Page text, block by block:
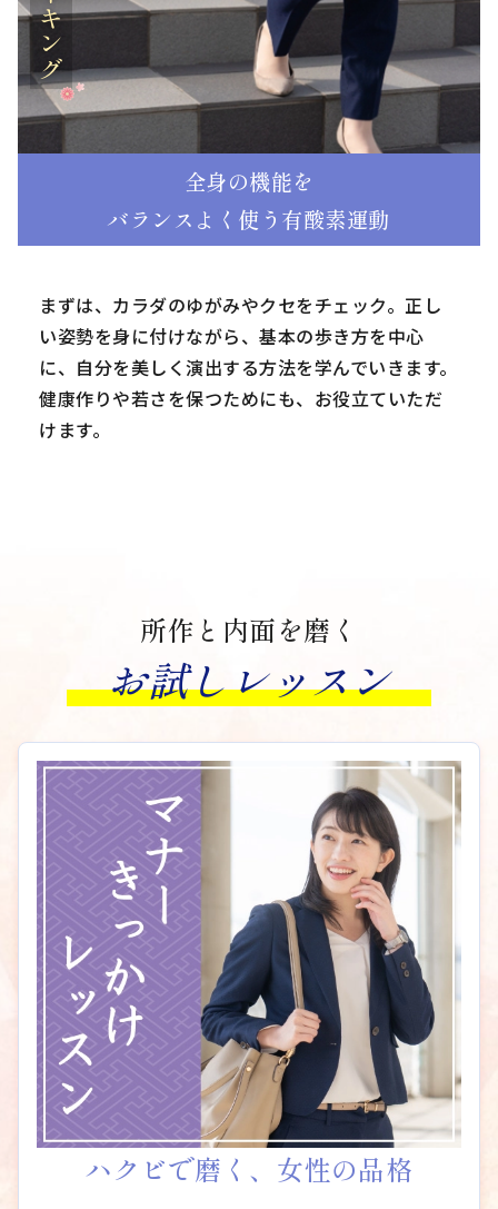
全身の機能を
バランスよく使う有酸素運動
まずは、カラダのゆがみやクセをチェック。正し
い姿勢を身に付けながら、基本の歩き方を中心
に、自分を美しく演出する方法を学んでいきます。
健康作りや若さを保つためにも、お役立ていただ
けます。
所作と内面を磨く
お試しレッスン
ハクビで磨く、女性の品格